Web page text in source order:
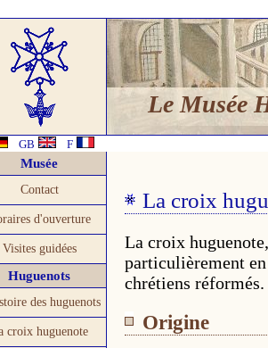
Le Musée
GB F
Musée
Contact
d'ouverture
Visites guidées
Huguenots
des huguenots
croix huguenote
La croix
La croix
particulièrement en
chrétiens réformés.
Origine